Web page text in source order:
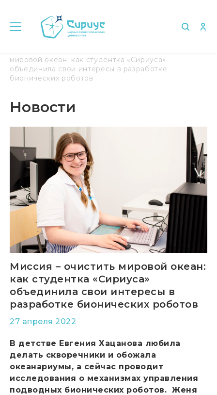
мировой океан: как студентка «Сириуса»
объединила свои интересы в разработке
бионических роботов
Новости
Миссия – очистить мировой океан:
как студентка «Сириуса»
объединила свои интересы в
разработке бионических роботов
27 апреля 2022
В детстве Евгения Хацанова любила
делать скворечники и обожала
океанариумы, а сейчас проводит
исследования о механизмах управления
подводных бионических роботов. Женя